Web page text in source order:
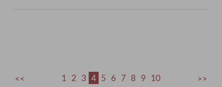
1 2 3 4 5 6 7 8 9 10